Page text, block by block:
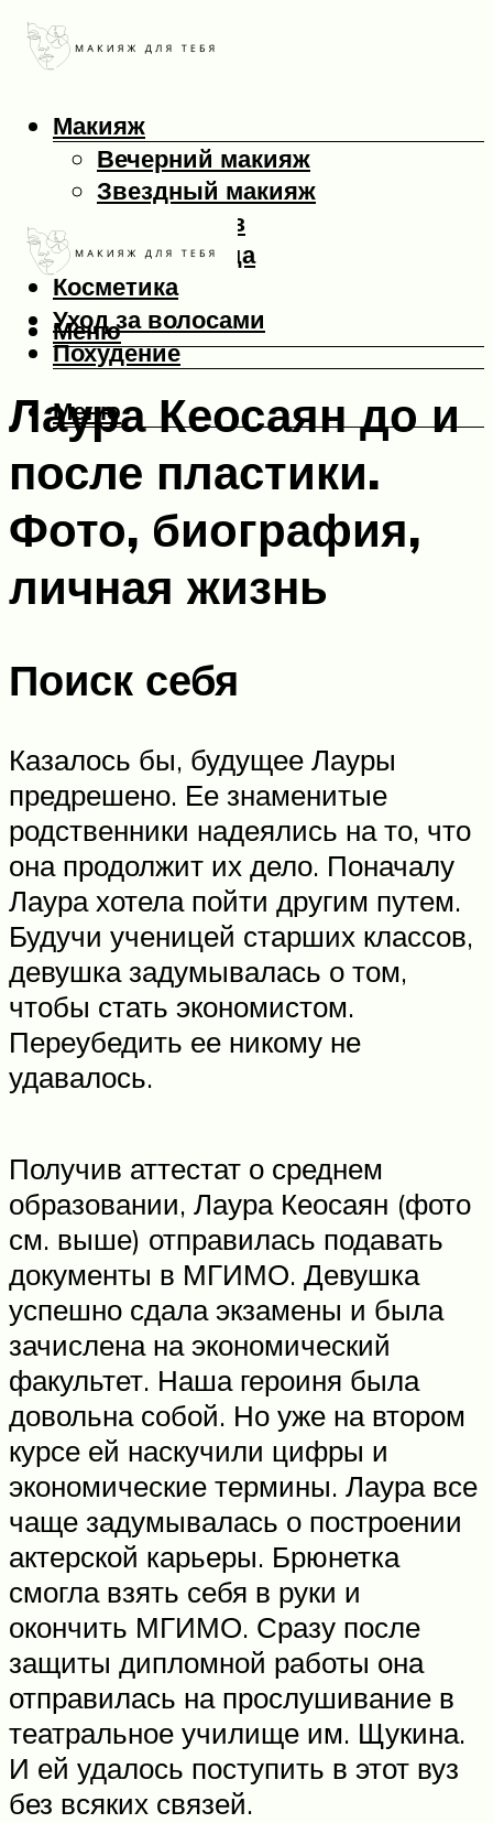
Макияж
Вечерний макияж
Звездный макияж
Макияж глаз
Макияж лица
Косметика
Уход за волосами
Похудение
Меню
Меню
Лаура Кеосаян до и
после пластики.
Фото, биография,
личная жизнь
Поиск себя
Казалось бы, будущее Лауры
предрешено. Ее знаменитые
родственники надеялись на то, что
она продолжит их дело. Поначалу
Лаура хотела пойти другим путем.
Будучи ученицей старших классов,
девушка задумывалась о том,
чтобы стать экономистом.
Переубедить ее никому не
удавалось.
Получив аттестат о среднем
образовании, Лаура Кеосаян (фото
см. выше) отправилась подавать
документы в МГИМО. Девушка
успешно сдала экзамены и была
зачислена на экономический
факультет. Наша героиня была
довольна собой. Но уже на втором
курсе ей наскучили цифры и
экономические термины. Лаура все
чаще задумывалась о построении
актерской карьеры. Брюнетка
смогла взять себя в руки и
окончить МГИМО. Сразу после
защиты дипломной работы она
отправилась на прослушивание в
театральное училище им. Щукина.
И ей удалось поступить в этот вуз
без всяких связей.